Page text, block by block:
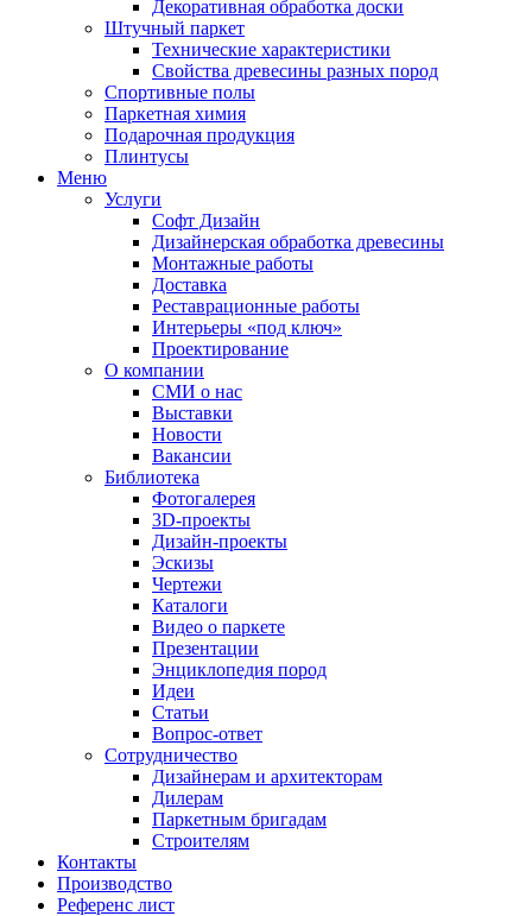
Декоративная обработка доски
Штучный паркет
Технические характеристики
Свойства древесины разных пород
Спортивные полы
Паркетная химия
Подарочная продукция
Плинтусы
Меню
Услуги
Софт Дизайн
Дизайнерская обработка древесины
Монтажные работы
Доставка
Реставрационные работы
Интерьеры «под ключ»
Проектирование
О компании
СМИ о нас
Выставки
Новости
Вакансии
Библиотека
Фотогалерея
3D-проекты
Дизайн-проекты
Эскизы
Чертежи
Каталоги
Видео о паркете
Презентации
Энциклопедия пород
Идеи
Статьи
Вопрос-ответ
Сотрудничество
Дизайнерам и архитекторам
Дилерам
Паркетным бригадам
Строителям
Контакты
Производство
Референс лист